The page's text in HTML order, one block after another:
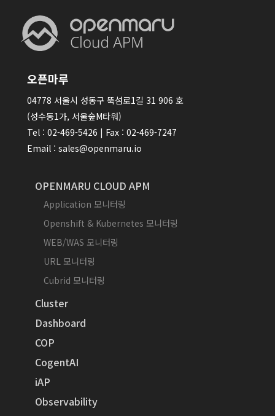
오픈마루
04778 서울시 성동구 뚝섬로1길 31 906 호
(성수동1가, 서울숲M타워)
Tel : 02-469-5426 | Fax : 02-469-7247
Email : sales@openmaru.io
OPENMARU CLOUD APM
Application 모니터링
Openshift & Kubernetes 모니터링
WEB/WAS 모니터링
URL 모니터링
Cubrid 모니터링
Cluster
Dashboard
COP
CogentAI
iAP
Observability